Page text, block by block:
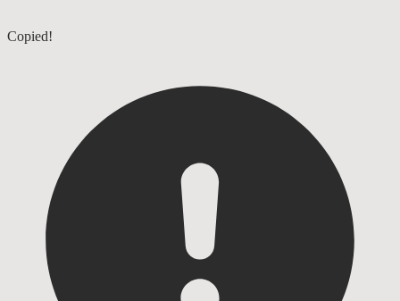
Naum Sofonias
Copied!